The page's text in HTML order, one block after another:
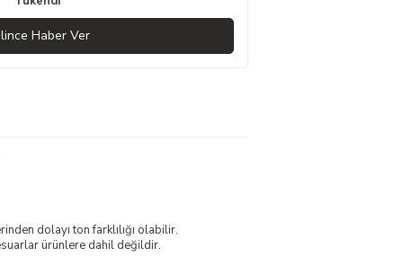
Haber Ver
dolayı ton farklılığı olabilir.
ürünlere dahil değildir.